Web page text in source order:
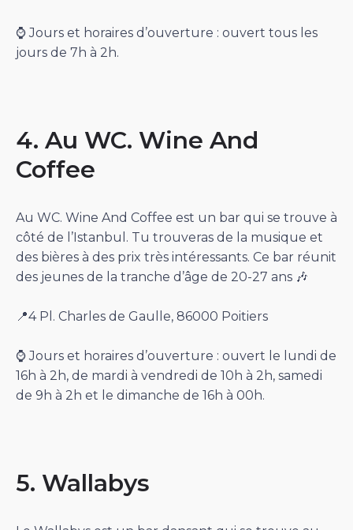
⌚️ Jours et horaires d’ouverture : ouvert tous les
jours de 7h à 2h.
4. Au WC. Wine And
Coffee
Au WC. Wine And Coffee est un bar qui se trouve à
côté de l’Istanbul. Tu trouveras de la musique et
des bières à des prix très intéressants. Ce bar réunit
des jeunes de la tranche d’âge de 20-27 ans 🎶
📍4 Pl. Charles de Gaulle, 86000 Poitiers
⌚️ Jours et horaires d’ouverture : ouvert le lundi de
16h à 2h, de mardi à vendredi de 10h à 2h, samedi
de 9h à 2h et le dimanche de 16h à 00h.
5. Wallabys